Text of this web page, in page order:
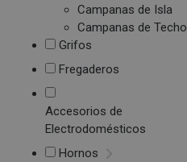
Campanas de Isla
Campanas de Techo
Grifos
Fregaderos
Accesorios de
Electrodomésticos
Hornos